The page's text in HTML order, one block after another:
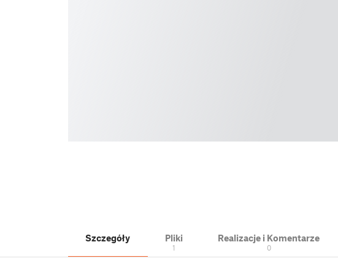
Szczegóły Pliki
1
Realizacje i Komentarze
0